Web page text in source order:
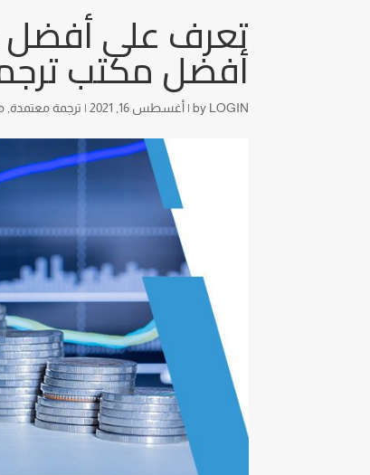
تعرف على أفضل
أفضل مكتب
by LOGIN
| أغسطس 16, 2021 | ترجمة معتمدة ,